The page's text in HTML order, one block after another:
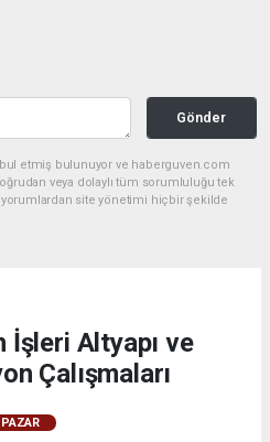
Gönder
etmiş bulunuyor ve haberguven.com
veya dolaylı tüm sorumluluğu tek
yorumlardan site yönetimi hiçbir şekilde
İşleri Altyapı ve
Çalışmaları
PAZAR